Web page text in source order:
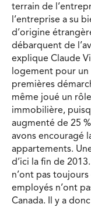
terrain de
l’entreprise a su
d’origine
débarquent de
explique Claude
logement pour un
premières
même joué un
immobilière,
augmenté de 25
avons encouragé
appartements.
d’ici la fin de
n’ont pas
employés n’ont
Canada. Il y a